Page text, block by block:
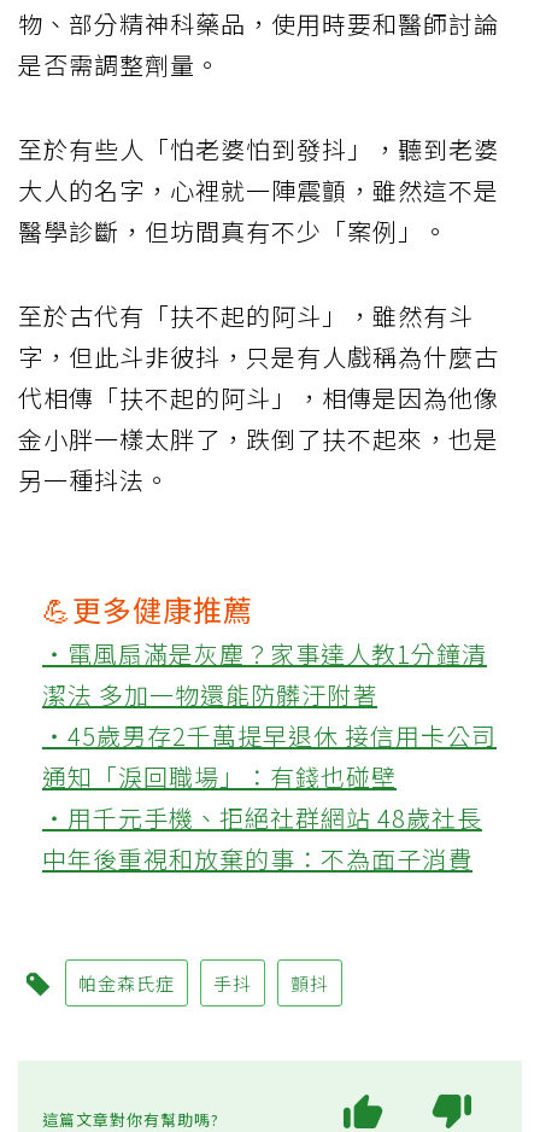
物、部分精神科藥品，使用時要和醫師討論
是否需調整劑量。
至於有些人「怕老婆怕到發抖」，聽到老婆
大人的名字，心裡就一陣震顫，雖然這不是
醫學診斷，但坊間真有不少「案例」。
至於古代有「扶不起的阿斗」，雖然有斗
字，但此斗非彼抖，只是有人戲稱為什麼古
代相傳「扶不起的阿斗」，相傳是因為他像
金小胖一樣太胖了，跌倒了扶不起來，也是
另一種抖法。
💪更多健康推薦
‧電風扇滿是灰塵？家事達人教1分鐘清
潔法 多加一物還能防髒汙附著
‧45歲男存2千萬提早退休 接信用卡公司
通知「淚回職場」：有錢也碰壁
‧用千元手機、拒絕社群網站 48歲社長
中年後重視和放棄的事：不為面子消費
帕金森氏症 手抖 顫抖
這篇文章對你有幫助嗎?